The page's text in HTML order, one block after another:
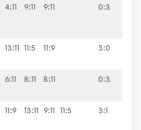
4:11 9:11 9:11 0:3
13:11 11:5 11:9 3:0
6:11 8:11 8:11 0:3
11:9 13:11 9:11 11:5 3:1